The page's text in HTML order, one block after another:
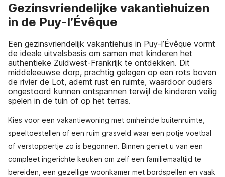
Gezinsvriendelijke vakantiehuizen
in de Puy-l’Évêque
Een gezinsvriendelijk vakantiehuis in Puy-l’Évêque vormt
de ideale uitvalsbasis om samen met kinderen het
authentieke Zuidwest-Frankrijk te ontdekken. Dit
middeleeuwse dorp, prachtig gelegen op een rots boven
de rivier de Lot, ademt rust en ruimte, waardoor ouders
ongestoord kunnen ontspannen terwijl de kinderen veilig
spelen in de tuin of op het terras.
Kies voor een vakantiewoning met omheinde buitenruimte,
speeltoestellen of een ruim grasveld waar een potje voetbal
of verstoppertje zo is begonnen. Binnen geniet u van een
compleet ingerichte keuken om zelf een familiemaaltijd te
bereiden, een gezellige woonkamer met bordspellen en vaak